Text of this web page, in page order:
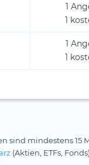
1
1
1
1
sind mindestens 15
(Aktien, ETFs,